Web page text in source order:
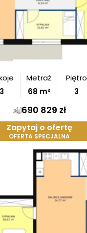
3
Metraż
68 m²
Piętro
3
690 829 zł
Zapytaj o ofertę
OFERTA SPECJALNA